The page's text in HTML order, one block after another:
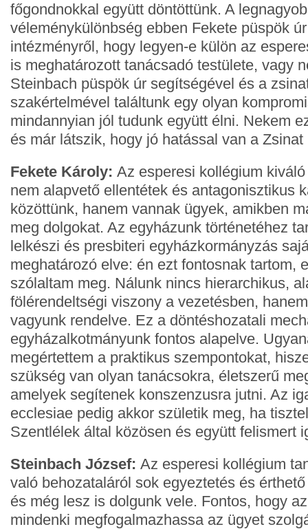
főgondnokkal együtt döntöttünk. A
véleménykülönbség ebben Fekete püspök
intézményről, hogy legyen-e külön az
is meghatározott tanácsadó testülete, vagy
Steinbach püspök úr segítségével és a
szakértelmével találtunk egy olyan
mindannyian jól tudunk együtt élni. Nekem
és már látszik, hogy jó hatással van a
Fekete Károly: Az esperesi kollégium
nem alapvető ellentétek és antagonisztikus
közöttünk, hanem vannak ügyek, amikben
meg dolgokat. Az egyházunk történetéhez
lelkészi és presbiteri egyházkormányzás
meghatározó elve: én ezt fontosnak tartom,
szólaltam meg. Nálunk nincs hierarchikus,
fölérendeltségi viszony a vezetésben,
vagyunk rendelve. Ez a döntéshozatali
egyházalkotmányunk fontos alapelve.
megértettem a praktikus szempontokat,
szükség van olyan tanácsokra, életszerű
amelyek segítenek konszenzusra jutni. Az
ecclesiae pedig akkor születik meg, ha
Szentlélek által közösen és együtt felismert
Steinbach József: Az esperesi kollégium
való behozataláról sok egyeztetés és
és még lesz is dolgunk vele. Fontos, hogy
mindenki megfogalmazhassa az ügyet